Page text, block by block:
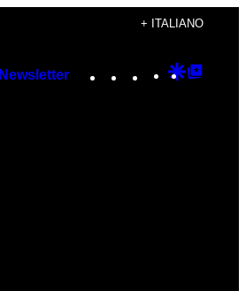
+ ITALIANO
Newsletter Instagram
TikTok
YouTube
Google